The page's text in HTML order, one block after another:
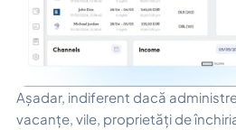
Așadar, indiferent dacă
vacanțe, vile, proprietăți de